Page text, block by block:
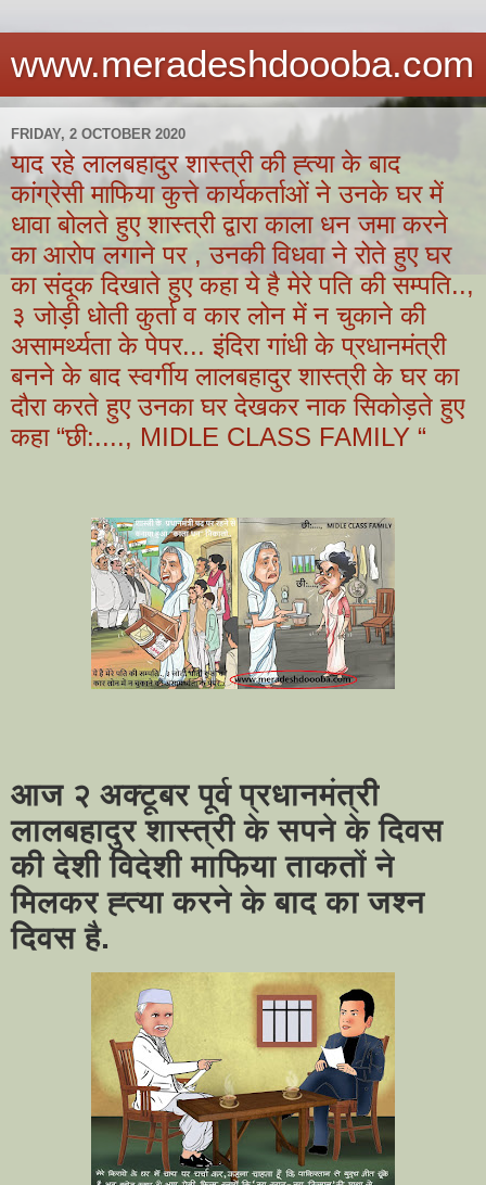
www.meradeshdoooba.com
FRIDAY, 2 OCTOBER 2020
याद रहे लालबहादुर शास्त्री की ह्त्या के बाद
कांग्रेसी माफिया कुत्ते कार्यकर्ताओं ने उनके घर में
धावा बोलते हुए शास्त्री द्वारा काला धन जमा करने
का आरोप लगाने पर , उनकी विधवा ने रोते हुए घर
का संदूक दिखाते हुए कहा ये है मेरे पति की सम्पति..,
३ जोड़ी धोती कुर्ता व कार लोन में न चुकाने की
असामर्थ्यता के पेपर... इंदिरा गांधी के प्रधानमंत्री
बनने के बाद स्वर्गीय लालबहादुर शास्त्री के घर का
दौरा करते हुए उनका घर देखकर नाक सिकोड़ते हुए
कहा “छी:...., MIDLE CLASS FAMILY “
आज २ अक्टूबर पूर्व प्रधानमंत्री
लालबहादुर शास्त्री के सपने के दिवस
की देशी विदेशी माफिया ताकतों ने
मिलकर ह्त्या करने के बाद का जश्न
दिवस है.